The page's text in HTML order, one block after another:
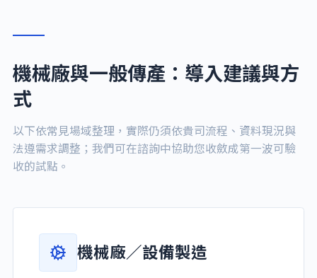
機械廠與一般傳產：導入建議與方
式
以下依常見場域整理，實際仍須依貴司流程、資料現況與
法遵需求調整；我們可在諮詢中協助您收斂成第一波可驗
收的試點。
機械廠／設備製造